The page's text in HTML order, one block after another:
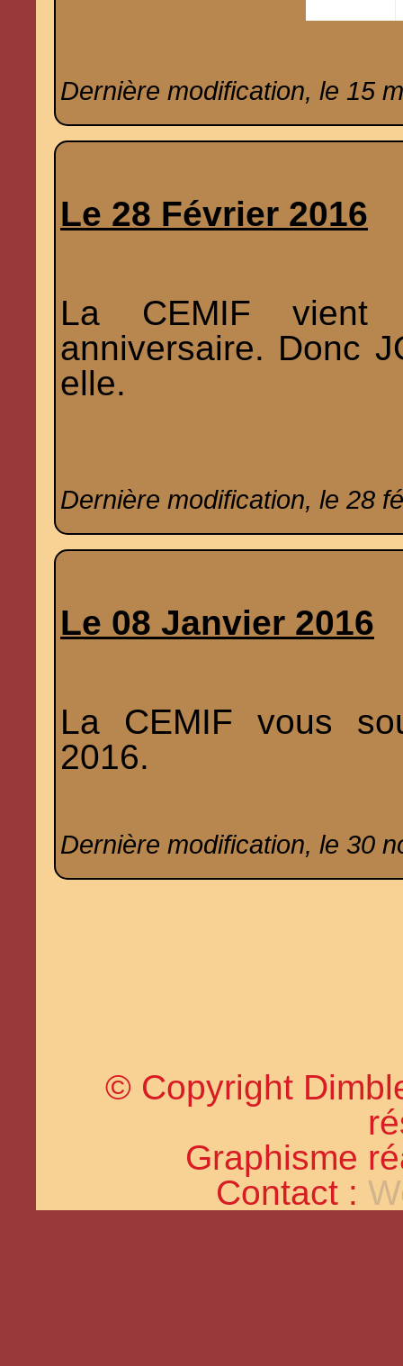
Dernière modification, le 15
Le 28 Février 2016
La CEMIF
anniversaire. Donc
elle.
Dernière modification, le 28
Le 08 Janvier 2016
La CEMIF vous
2016.
Dernière modification, le 30
© Copyright
Graphisme
Contact :